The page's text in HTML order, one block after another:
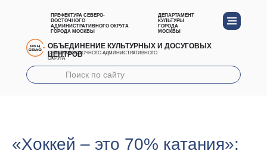
ПРЕФЕКТУРА СЕВЕРО-
ВОСТОЧНОГО
АДМИНИСТРАТИВНОГО ОКРУГА
ГОРОДА МОСКВЫ
ДЕПАРТАМЕНТ
КУЛЬТУРЫ
ГОРОДА
МОСКВЫ
ОБЪЕДИНЕНИЕ КУЛЬТУРНЫХ И ДОСУГОВЫХ
ЦЕНТРОВ
СЕВЕРО-ВОСТОЧНОГО АДМИНИСТРАТИВНОГО
ОКРУГА
«Хоккей – это 70% катания»: